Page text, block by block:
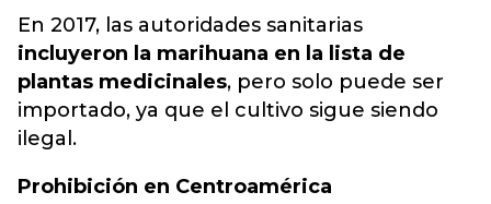
En 2017, las autoridades sanitarias
incluyeron la marihuana en la lista de
plantas medicinales, pero solo puede ser
importado, ya que el cultivo sigue siendo
ilegal.
Prohibición en Centroamérica